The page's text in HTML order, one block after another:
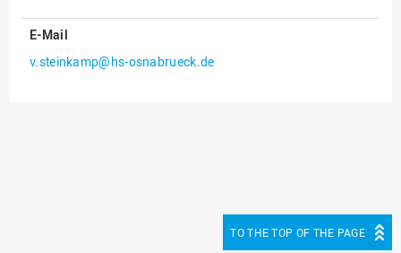
Finanzen
Drittmittel
E-Mail
v.steinkamp@hs-osnabrueck.de
TO THE TOP OF THE PAGE